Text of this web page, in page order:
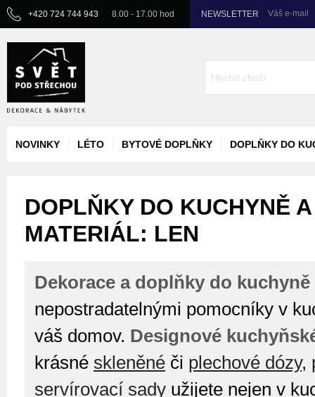
+420 724 744 943 8.00 - 17.00 hod NEWSLETTER Váš e-mail
NOVINKY LÉTO BYTOVÉ DOPLŇKY DOPLŇKY DO
DOPLŇKY DO KUCHYNĚ
MATERIÁL: LEN
Dekorace a doplňky do
nepostradatelnými pomocníky v
váš domov. Designové
krásné skleněné či plechové dózy,
servírovací sady užijete nejen v